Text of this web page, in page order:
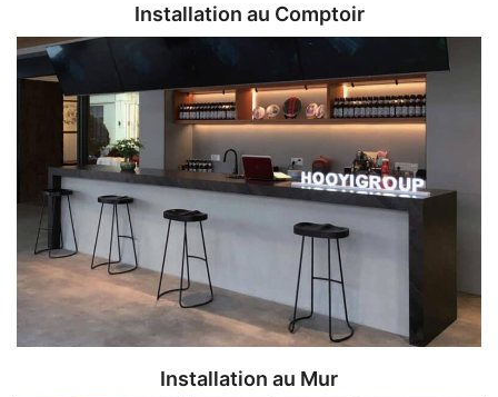
Installation au Comptoir
Installation au Mur